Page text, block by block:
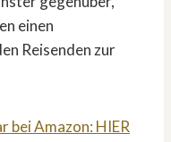
einen
Reisenden zur
bei Amazon: HIER